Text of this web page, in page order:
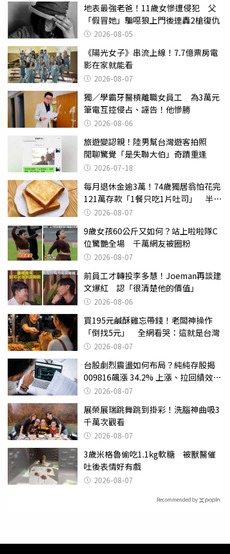
地表最強老爸！11歲女慘遭侵犯 父
「假冒她」騙噁狼上門後連轟2槍復仇
2026-08-05
《陽光女子》串流上線！7.7億票房電
影在家就能看
2026-08-07
獨／學霸牙醫槓離職女員工 為3萬元
筆電互控侵占、誣告！他慘勝
2026-08-06
旅遊變認親！陸男幫台灣遊客拍照
閒聊驚覺「是失聯大伯」奇蹟重逢
2026-07-18
每月退休金逾3萬！74歲獨居翁怕花完
121萬存款「1餐只吃1片吐司」 半年
後暴瘦嚇壞女兒
2026-08-07
9歲女孩60公斤又如何？站上啦啦隊C
位驚艷全場 千萬網友被圈粉
2026-08-07
前員工才轉投李多慧！Joeman再談建
文爆紅 認「很清楚他的價值」
2026-08-06
買195元鹹酥雞忘帶錢！老闆神操作
「倒找5元」 全網看哭：這就是台灣
2026-08-07
台股劇烈震盪如何布局？純純存股揭
009816飆漲 34.2% 上漲、拉回績效勝
主動式ETF
2026-08-07
展榮展瑞跳舞跳到掛彩！洗腦神曲吸3
千萬次觀看
2026-08-07
3歲米格魯偷吃1.1kg軟糖 被獸醫催
吐後表情好有戲
2026-08-07
Recommended by